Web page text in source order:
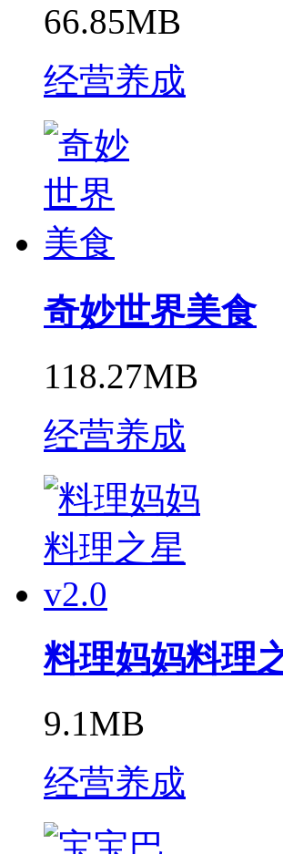
66.85MB
经营养成
奇妙世界美食
118.27MB
经营养成
料理妈妈料理
9.1MB
经营养成